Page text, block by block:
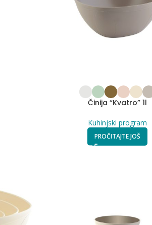
Činija “Kvatro” 1l
Kuhinjski program
PROČITAJTE JOŠ